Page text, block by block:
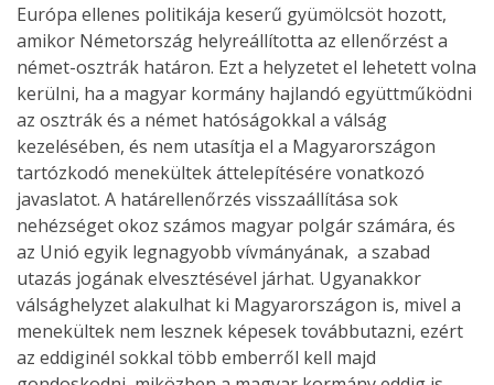
Európa ellenes politikája keserű gyümölcsöt hozott,
amikor Németország helyreállította az ellenőrzést a
német-osztrák határon. Ezt a helyzetet el lehetett volna
kerülni, ha a magyar kormány hajlandó együttműködni
az osztrák és a német hatóságokkal a válság
kezelésében, és nem utasítja el a Magyarországon
tartózkodó menekültek áttelepítésére vonatkozó
javaslatot. A határellenőrzés visszaállítása sok
nehézséget okoz számos magyar polgár számára, és
az Unió egyik legnagyobb vívmányának, a szabad
utazás jogának elvesztésével járhat. Ugyanakkor
válsághelyzet alakulhat ki Magyarországon is, mivel a
menekültek nem lesznek képesek továbbutazni, ezért
az eddiginél sokkal több emberről kell majd